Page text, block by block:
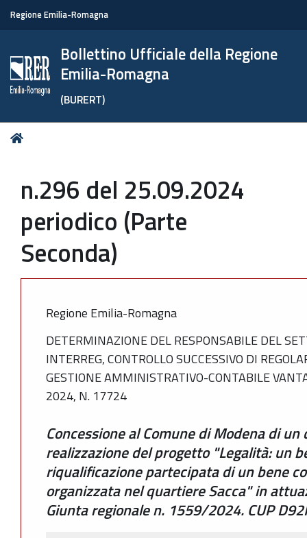
Regione Emilia-Romagna
Bollettino Ufficiale della Regione
Emilia-Romagna
(BURERT)
Tu
n.296 del 25.09.2024
periodico (Parte
Seconda)
Regione Emilia-Romagna
DETERMINAZIONE DEL RESPONSABILE DEL
INTERREG, CONTROLLO SUCCESSIVO DI
GESTIONE AMMINISTRATIVO-CONTABILE
2024, N. 17724
Concessione al Comune di Modena di
realizzazione del progetto "Legalità: un
riqualificazione partecipata di un bene
organizzata nel quartiere Sacca" in
Giunta regionale n. 1559/2024. CUP